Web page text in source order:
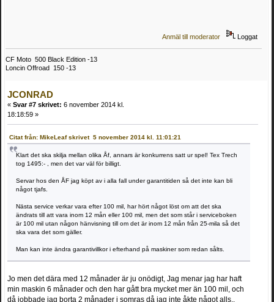
Anmäl till moderator Loggat
CF Moto 500 Black Edition -13
Loncin Offroad 150 -13
JCONRAD
« Svar #7 skrivet: 6 november 2014 kl.
18:18:59 »
Citat från: MikeLeaf skrivet 5 november 2014 kl. 11:01:21
Klart det ska skilja mellan olika Åf, annars är konkurrens satt ur spel! Tex Trech
tog 1495:- , men det var väl för billigt.
Servar hos den ÅF jag köpt av i alla fall under garantitiden så det inte kan bli
något tjafs.
Nästa service verkar vara efter 100 mil, har hört något löst om att det ska
ändrats till att vara inom 12 mån eller 100 mil, men det som står i serviceboken
är 100 mil utan någon hänvisning till om det är inom 12 mån från 25-mila så det
ska vara det som gäller.
Man kan inte ändra garantivillkor i efterhand på maskiner som redan sålts.
Jo men det dära med 12 månader är ju onödigt, Jag menar jag har haft
min maskin 6 månader och den har gått bra mycket mer än 100 mil, och
då jobbade jag borta 2 månader i somras då jag inte åkte något alls..